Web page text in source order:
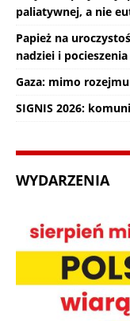
paliatywnej, a nie
Papież na
nadziei i pocieszenia
Gaza: mimo
SIGNIS 2026:
WYDARZENIA